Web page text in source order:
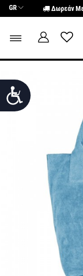
Σημείωση:
Αυτός
περιλαμβάνει
προσβασιμότητας.
Προσιτότητα
GR Δωρεάν